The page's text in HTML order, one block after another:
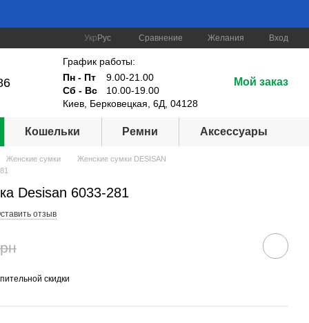
Укр Рус Сравнение Желания Вход
График работы:
Пн - Пт
9.00-21.00
Сб - Вс
10.00-19.00
Киев, Берковецкая, 6Д, 04128
Мой заказ
Кошельки Ремни Аксессуары
Женские сумки
Женские сумки DESISAN
Desisan 6033-281
отзыв
скидки